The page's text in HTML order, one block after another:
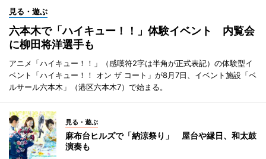
見る・遊ぶ
六本木で「ハイキュー！！」体験イベント 内覧会
に柳田将洋選手も
アニメ「ハイキュー！！」（感嘆符2字は半角が正式表記）の体験型イ
ベント「ハイキュー！！ オン ザ コート」が8月7日、イベント施設「ベ
ルサール六本木」（港区六本木7）で始まる。
見る・遊ぶ
麻布台ヒルズで「納涼祭り」 屋台や縁日、和太鼓
演奏も